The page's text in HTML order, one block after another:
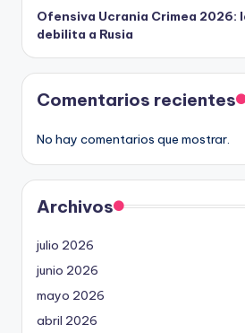
Ofensiva Ucrania Crimea 2026:
debilita a Rusia
Comentarios recientes
No hay comentarios que mostrar.
Archivos
julio 2026
junio 2026
mayo 2026
abril 2026